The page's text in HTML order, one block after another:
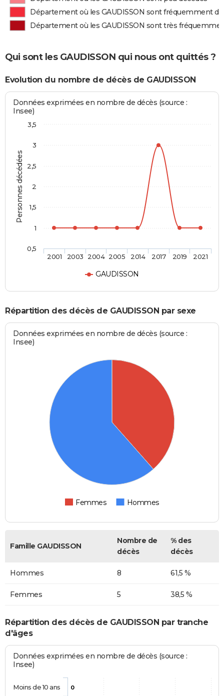
Département où les GAUDISSON sont fréquemment
Département où les GAUDISSON sont très
Qui sont les GAUDISSON qui nous ont quittés ?
Evolution du nombre de décès de GAUDISSON
Personnes décédées
Données exprimées en nombre de décès (source :
Insee)
GAUDISSON
2001 2003 2004 2005 2014 2017 2019 2021
0,5
1
1,5
2
2,5
3
3,5
Répartition des décès de GAUDISSON par sexe
Données exprimées en nombre de décès (source :
Insee)
Femmes Hommes
Famille GAUDISSON
Nombre de
décès
% des
décès
Hommes 8 61,5 %
Femmes 5 38,5 %
Répartition des décès de GAUDISSON par tranche
d'âges
Données exprimées en nombre de décès (source :
Insee)
0
Moins de 10 ans